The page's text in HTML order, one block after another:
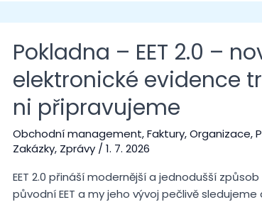
Pokladna – EET 2.0 –
elektronické evidence
ni připravujeme
Obchodní management,Faktury,Organizace,
Zakázky, Zprávy/ 1. 7. 2026
EET 2.0 přináší modernější a jednodušší
původní EET a my jeho vývoj pečlivě sledujeme